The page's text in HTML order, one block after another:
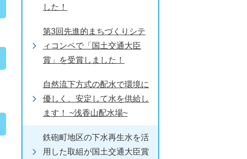
した！
第3回先進的まちづくりシテ
ィコンペで「国土交通大臣
賞」を受賞しました！
自然流下方式の配水で環境に
優しく、安定して水を供給し
ます！ ~浅香山配水場~
鉄砲町地区の下水再生水を活
用した取組が国土交通大臣賞